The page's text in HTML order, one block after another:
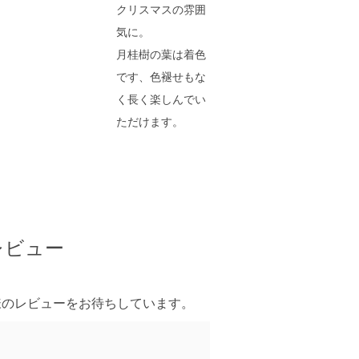
クリスマスの雰囲
気に。
月桂樹の葉は着色
です、色褪せもな
く長く楽しんでい
ただけます。
ュー
レビューをお待ちしています。